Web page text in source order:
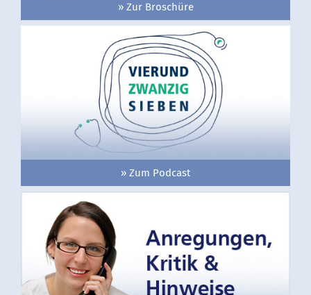
» Zur Broschüre
» Zum Podcast